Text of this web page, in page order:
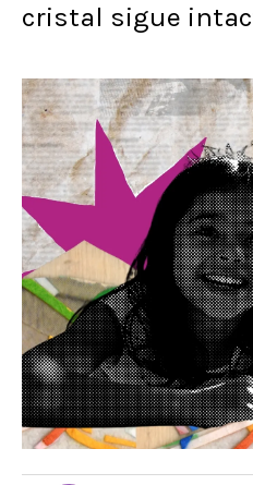
cristal sigue